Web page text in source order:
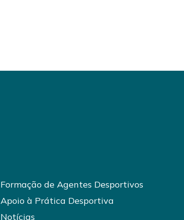
Formação de Agentes Desportivos
Apoio à Prática Desportiva
Notícias